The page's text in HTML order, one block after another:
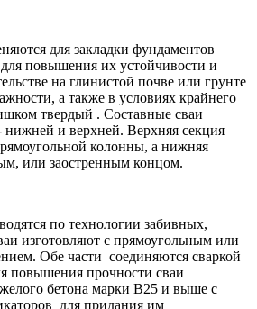
для закладки фундаментов
повышения их устойчивости и
на глинистой почве или грунте
а также в условиях крайнего
твердый . Составные сваи
нижней и верхней. Верхняя секция
колонны, а нижняя
или заостренным концом.
по технологии забивных,
изготовляют с прямоугольным или
Обе части соединяются сваркой
повышения прочности сваи
бетона марки В25 и выше с
для придания им